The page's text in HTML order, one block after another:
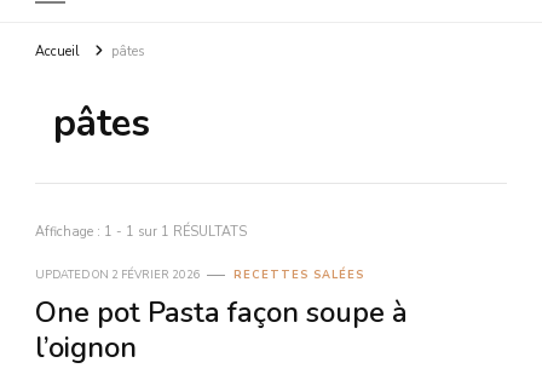
Accueil pâtes
pâtes
Affichage : 1 - 1 sur 1 RÉSULTATS
UPDATED ON 2 FÉVRIER 2026 RECETTES SALÉES
One pot Pasta façon soupe à
l’oignon